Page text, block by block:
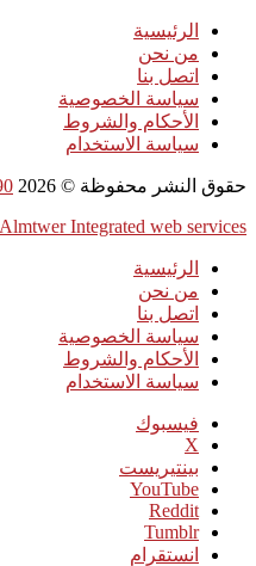
الرئيسية
من نحن
اتصل بنا
سياسة الخصوصية
الأحكام والشروط
سياسة الاستخدام
حقوق النشر محفوظة © 2026
Almtwer Integrated web services
الرئيسية
من نحن
اتصل بنا
سياسة الخصوصية
الأحكام والشروط
سياسة الاستخدام
فيسبوك
‫X
بينتيريست
‫YouTube
انستقرام